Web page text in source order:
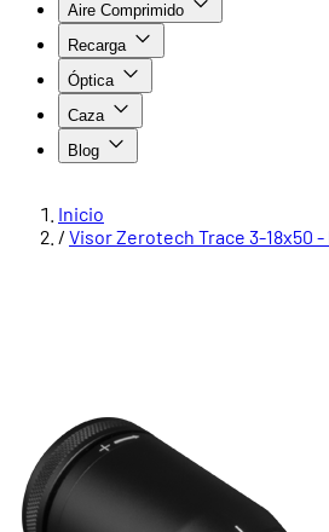
Aire Comprimido
Recarga
Óptica
Caza
Blog
Inicio
/ Visor Zerotech Trace 3-18x50 -